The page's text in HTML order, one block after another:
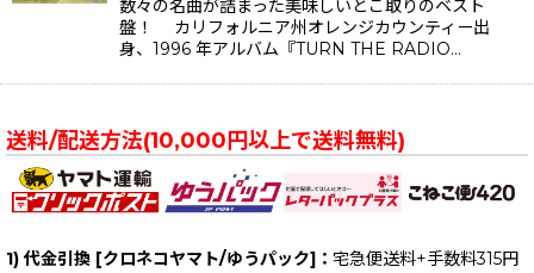
数々の名曲が詰まった美味しいとこ取りのベスト
盤！ カリフォルニア州オレンジカウンティー出
身、1996 年アルバム『TURN THE RADIO…
送料/配送方法(10,000円以上で送料無料)
1) 代金引換 [クロネコヤマト/ゆうパック]： 宅急便送料+手数料315円